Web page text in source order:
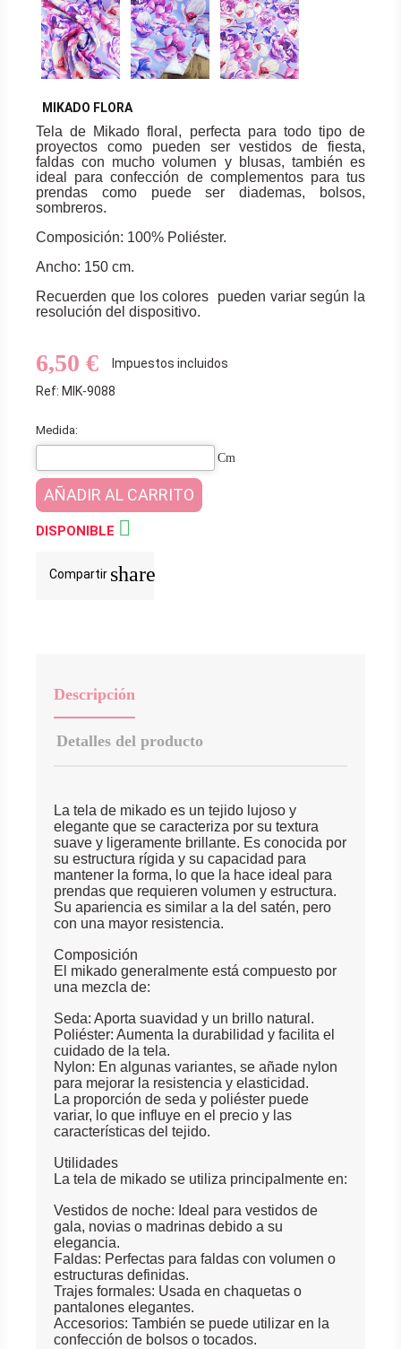
MIKADO FLORA
Tela de Mikado floral, perfecta para todo tipo de
proyectos como pueden ser vestidos de fiesta,
faldas con mucho volumen y blusas, también es
ideal para confección de complementos para tus
prendas como puede ser diademas, bolsos,
sombreros.
Composición: 100% Poliéster.
Ancho: 150 cm.
Recuerden que los colores pueden variar según la
resolución del dispositivo.
6,50 €
Impuestos incluidos
Ref: MIK-9088
Medida:
Cm
AÑADIR AL CARRITO
DISPONIBLE 
Compartir share
Descripción
Detalles del producto
La tela de mikado es un tejido lujoso y
elegante que se caracteriza por su textura
suave y ligeramente brillante. Es conocida por
su estructura rígida y su capacidad para
mantener la forma, lo que la hace ideal para
prendas que requieren volumen y estructura.
Su apariencia es similar a la del satén, pero
con una mayor resistencia.
Composición
El mikado generalmente está compuesto por
una mezcla de:
Seda: Aporta suavidad y un brillo natural.
Poliéster: Aumenta la durabilidad y facilita el
cuidado de la tela.
Nylon: En algunas variantes, se añade nylon
para mejorar la resistencia y elasticidad.
La proporción de seda y poliéster puede
variar, lo que influye en el precio y las
características del tejido.
Utilidades
La tela de mikado se utiliza principalmente en:
Vestidos de noche: Ideal para vestidos de
gala, novias o madrinas debido a su
elegancia.
Faldas: Perfectas para faldas con volumen o
estructuras definidas.
Trajes formales: Usada en chaquetas o
pantalones elegantes.
Accesorios: También se puede utilizar en la
confección de bolsos o tocados.